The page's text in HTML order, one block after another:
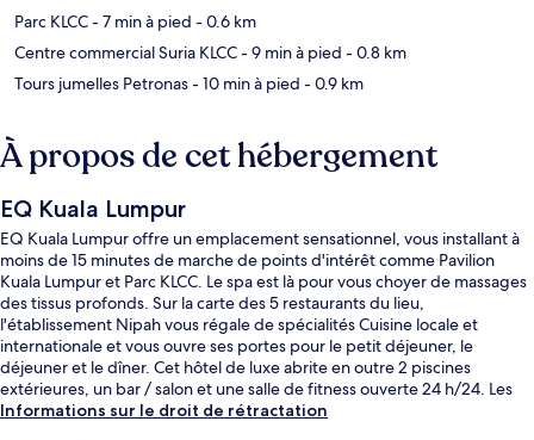
Parc KLCC- 7 min à pied - 0.6 km
Centre commercial Suria KLCC- 9 min à pied - 0.8 km
Tours jumelles Petronas- 10 min à pied - 0.9 km
À propos de cet hébergement
EQ Kuala Lumpur
EQ Kuala Lumpur offre un emplacement sensationnel, vous installant à
moins de 15 minutes de marche de points d'intérêt comme Pavilion
Kuala Lumpur et Parc KLCC. Le spa est là pour vous choyer de massages
des tissus profonds. Sur la carte des 5 restaurants du lieu,
l'établissement Nipah vous régale de spécialités Cuisine locale et
internationale et vous ouvre ses portes pour le petit déjeuner, le
déjeuner et le dîner. Cet hôtel de luxe abrite en outre 2 piscines
extérieures, un bar / salon et une salle de fitness ouverte 24 h/24. Les
autres voyageurs ne tarissent pas d'éloges en ce qui concerne le
Informations sur le droit de rétractation